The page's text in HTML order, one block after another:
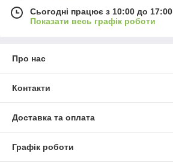
Сьогодні працює з 10:00 до 17:00
Показати весь графік роботи
Про нас
Контакти
Доставка та оплата
Графік роботи